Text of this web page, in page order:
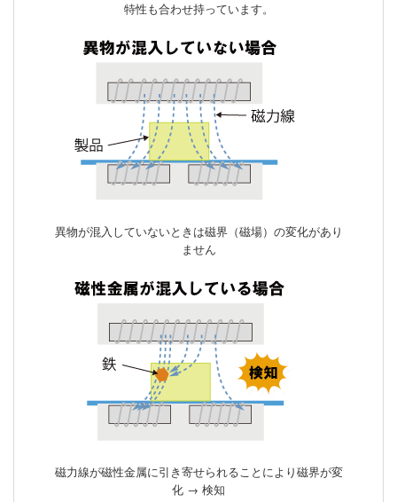
特性も合わせ持っています。
異物が混入していないときは磁界（磁場）の変化があり
ません
磁力線が磁性金属に引き寄せられることにより磁界が変
化 → 検知